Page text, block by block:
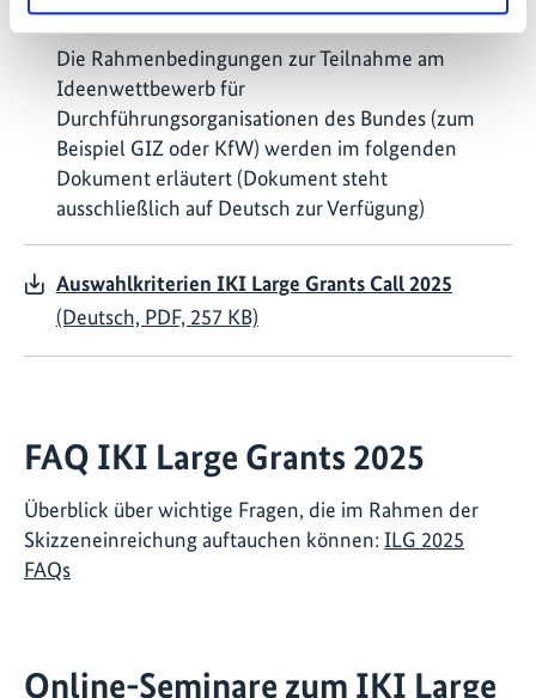
PDF, 667 KB, barrierefrei)
Die Rahmenbedingungen zur Teilnahme am
Ideenwettbewerb für
Durchführungsorganisationen des Bundes (zum
Beispiel GIZ oder KfW) werden im folgenden
Dokument erläutert (Dokument steht
ausschließlich auf Deutsch zur Verfügung)
Auswahlkriterien IKI Large Grants Call 2025
(Deutsch, PDF, 257 KB)
FAQ IKI Large Grants 2025
Überblick über wichtige Fragen, die im Rahmen der
Skizzeneinreichung auftauchen können:ILG 2025
FAQs
Online-Seminare zum IKI Large